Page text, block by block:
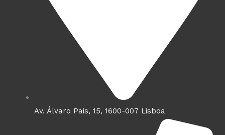
m
Av. Álvaro Pais, 15, 1600-007 Lisboa